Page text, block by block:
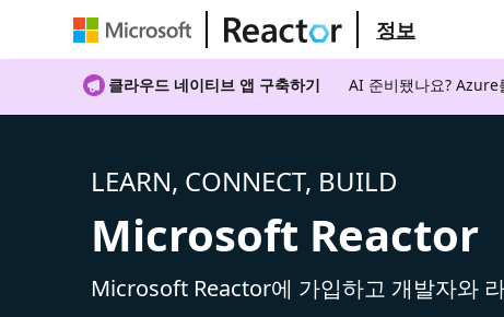
정보
클라우드 네이티브 앱 구축하기 AI 준비됐나요?
LEARN, CONNECT, BUILD
Microsoft Reactor
Microsoft Reactor에 가입하고 개발자와